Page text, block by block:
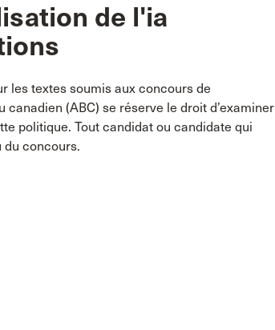
de l'ia
les textes soumis aux concours de
(ABC) se réserve le droit d’examiner
politique. Tout candidat ou candidate qui
du concours.